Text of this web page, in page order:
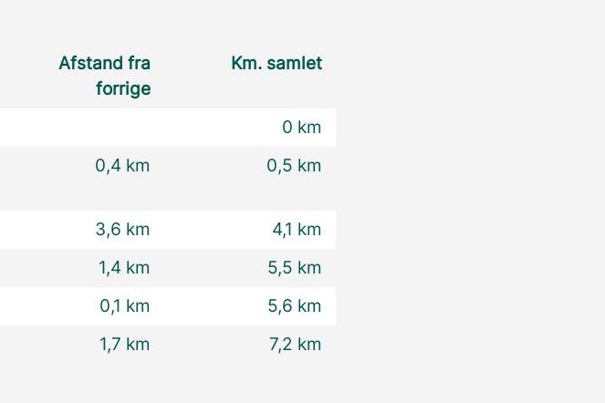
Afstand fra
forrige
Km. samlet
0 km
0,4 km 0,5 km
3,6 km
4,1 km
1,4 km
5,5 km
0,1 km
5,6 km
1,7 km 7,2 km